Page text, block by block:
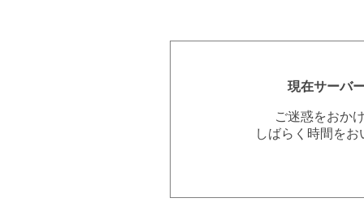
現在サーバ
ご迷惑をおか
しばらく時間を